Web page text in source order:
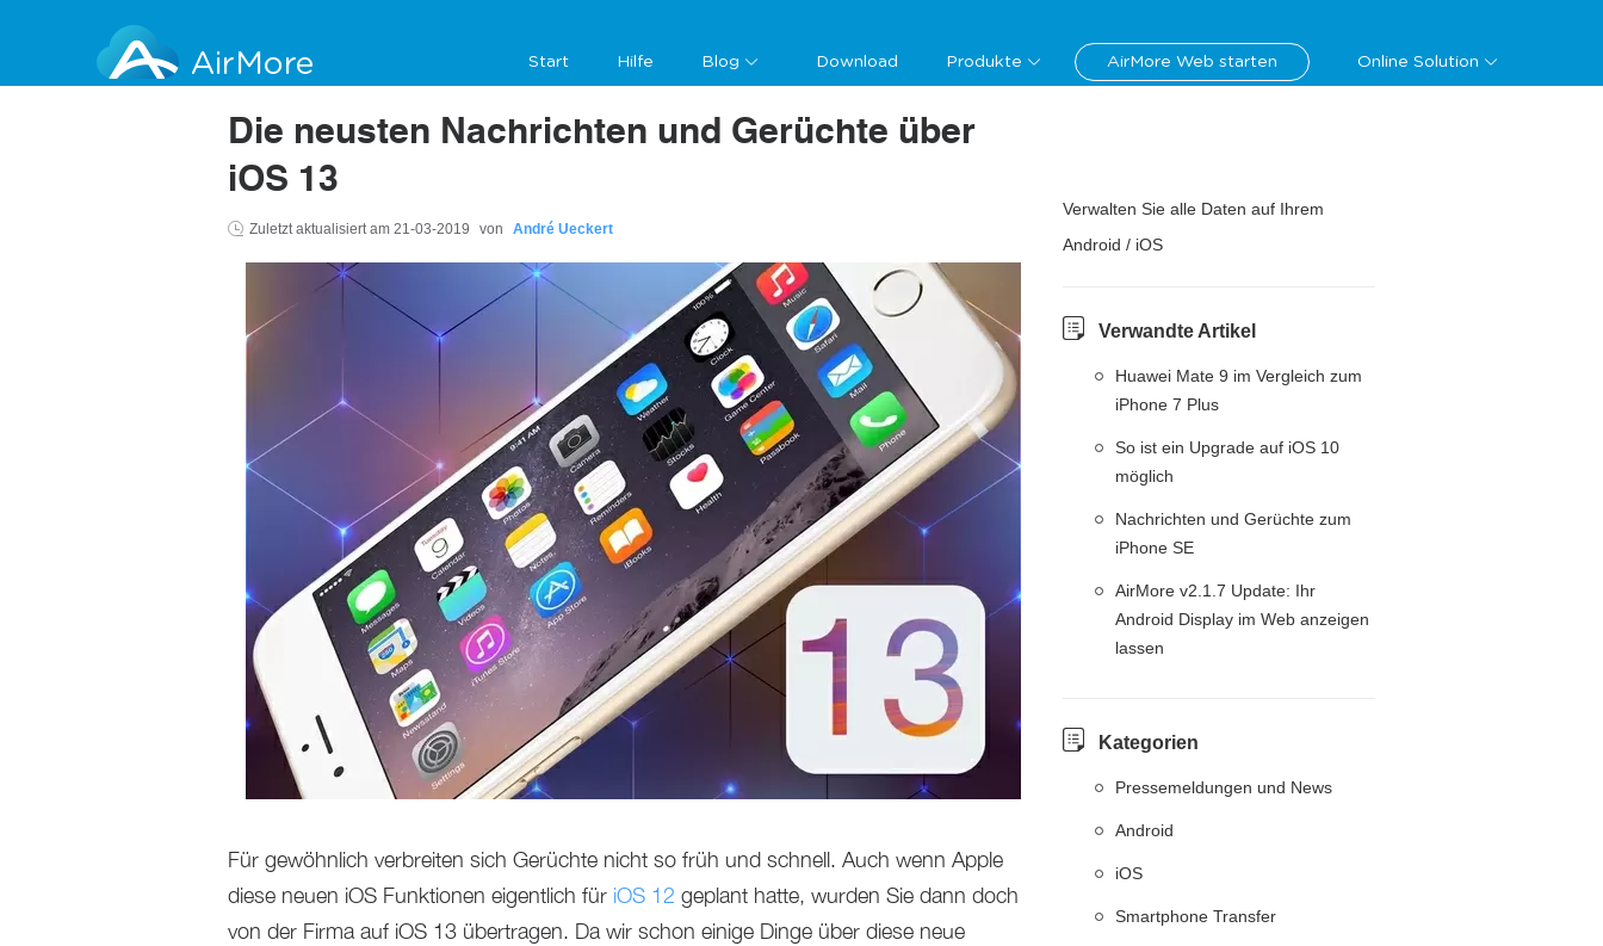
AirMore Start Hilfe Blog Download Produkte AirMore Web starten Online Solution
Die neusten Nachrichten und Gerüchte über
iOS 13
Zuletzt aktualisiert am 21-03-2019 von André Ueckert
Für gewöhnlich verbreiten sich Gerüchte nicht so früh und schnell. Auch wenn Apple
diese neuen iOS Funktionen eigentlich für iOS 12 geplant hatte, wurden Sie dann doch
von der Firma auf iOS 13 übertragen. Da wir schon einige Dinge über diese neue
Verwalten Sie alle Daten auf Ihrem
Android / iOS
Verwandte Artikel
Huawei Mate 9 im Vergleich zum
iPhone 7 Plus
So ist ein Upgrade auf iOS 10
möglich
Nachrichten und Gerüchte zum
iPhone SE
AirMore v2.1.7 Update: Ihr
Android Display im Web anzeigen
lassen
Kategorien
Pressemeldungen und News
Android
iOS
Smartphone Transfer